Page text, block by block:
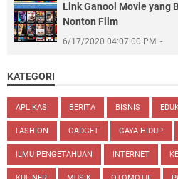
Link Ganool Movie yang
Nonton Film
6/17/2020 04:07:00 PM
KATEGORI
APLIKASI BERITA BISNIS
FASHION GADGET GAYA HIDUP
ILMU PENGETAHUAN INTERNET